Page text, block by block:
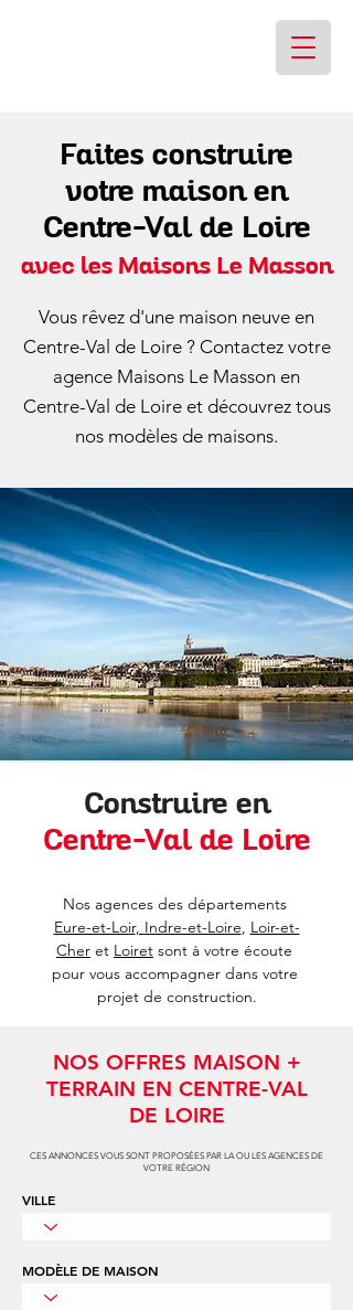
Faites construire
votre maison en
Centre-Val de Loire
avec les Maisons Le Masson
Vous rêvez d'une maison neuve en
Centre-Val de Loire ? Contactez votre
agence Maisons Le Masson en
Centre-Val de Loire et découvrez tous
nos modèles de maisons.
Construire en
Centre-Val de Loire
Nos agences des départements
Eure-et-Loir, Indre-et-Loire, Loir-et-
Cher et Loiret sont à votre écoute
pour vous accompagner dans votre
projet de construction.
NOS OFFRES MAISON +
TERRAIN EN CENTRE-VAL
DE LOIRE
CES ANNONCES VOUS SONT PROPOSÉES PAR LA OU LES AGENCES DE
VOTRE RÉGION
VILLE
MODÈLE DE MAISON